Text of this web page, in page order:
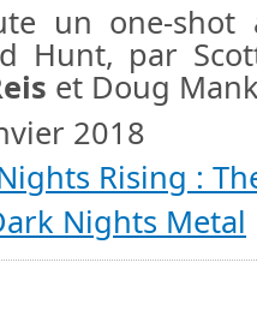
un one-
Hunt, par
et Doug
2018
Rising :
Nights Metal